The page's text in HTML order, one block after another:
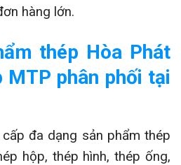
hàng lớn.
thép Hòa Phát
phân phối tại
đa dạng sản phẩm thép
hộp, thép hình, thép ống,